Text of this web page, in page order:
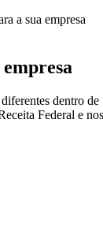
a sua empresa
Federal e